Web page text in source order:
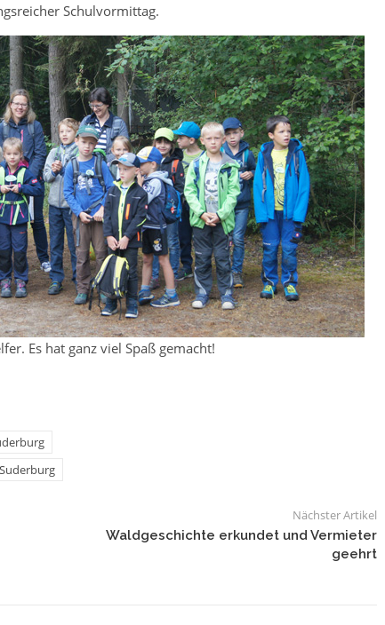
Schulvormittag.
Es hat ganz viel Spaß gemacht!
Suderburg
Nächster Artikel
Waldgeschichte erkundet und Vermieter
geehrt